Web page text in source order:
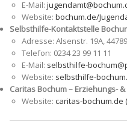
E-Mail:
Website: bochum.de/
Selbsthilfe-Kontaktstelle
Adresse: Alsenstr. 19A,
Telefon: 0234 23 99 11 11
E-Mail: selbsthilfe-
Website: selbsthilfe-
Caritas Bochum – Erziehungs-
Website: caritas-bochum.de